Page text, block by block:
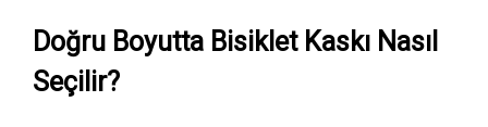
Doğru Boyutta Bisiklet Kaskı Nasıl
Seçilir?